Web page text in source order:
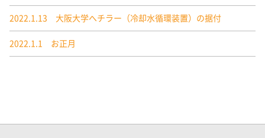
2022.1.13 大阪大学へチラー（冷却水循環装置）の据付
2022.1.1 お正月